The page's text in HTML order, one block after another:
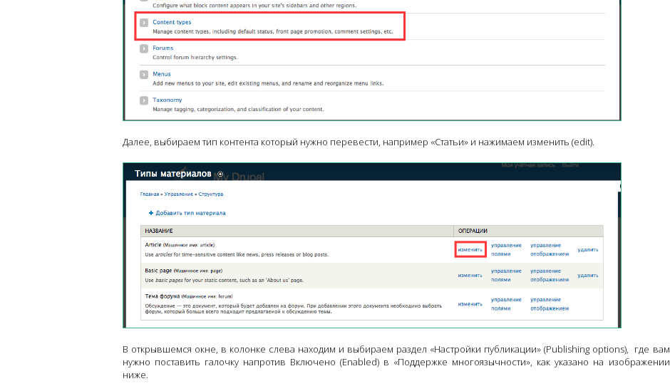
Далее, выбираем тип контента который нужно перевести, например «Cтатьи» и нажимаем изменить (edit).
В открывшемся окне, в колонке слева находим и выбираем раздел «Настройки публикации» (Publishing options), где вам
нужно поставить галочку напротив Включено (Enabled) в «Поддержке многоязычности», как указано на изображении
ниже.